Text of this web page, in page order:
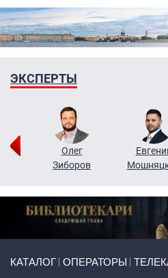
ЭКСПЕРТЫ
Олег
Зиборов
КАТАЛОГ ОПЕРАТОРЫ